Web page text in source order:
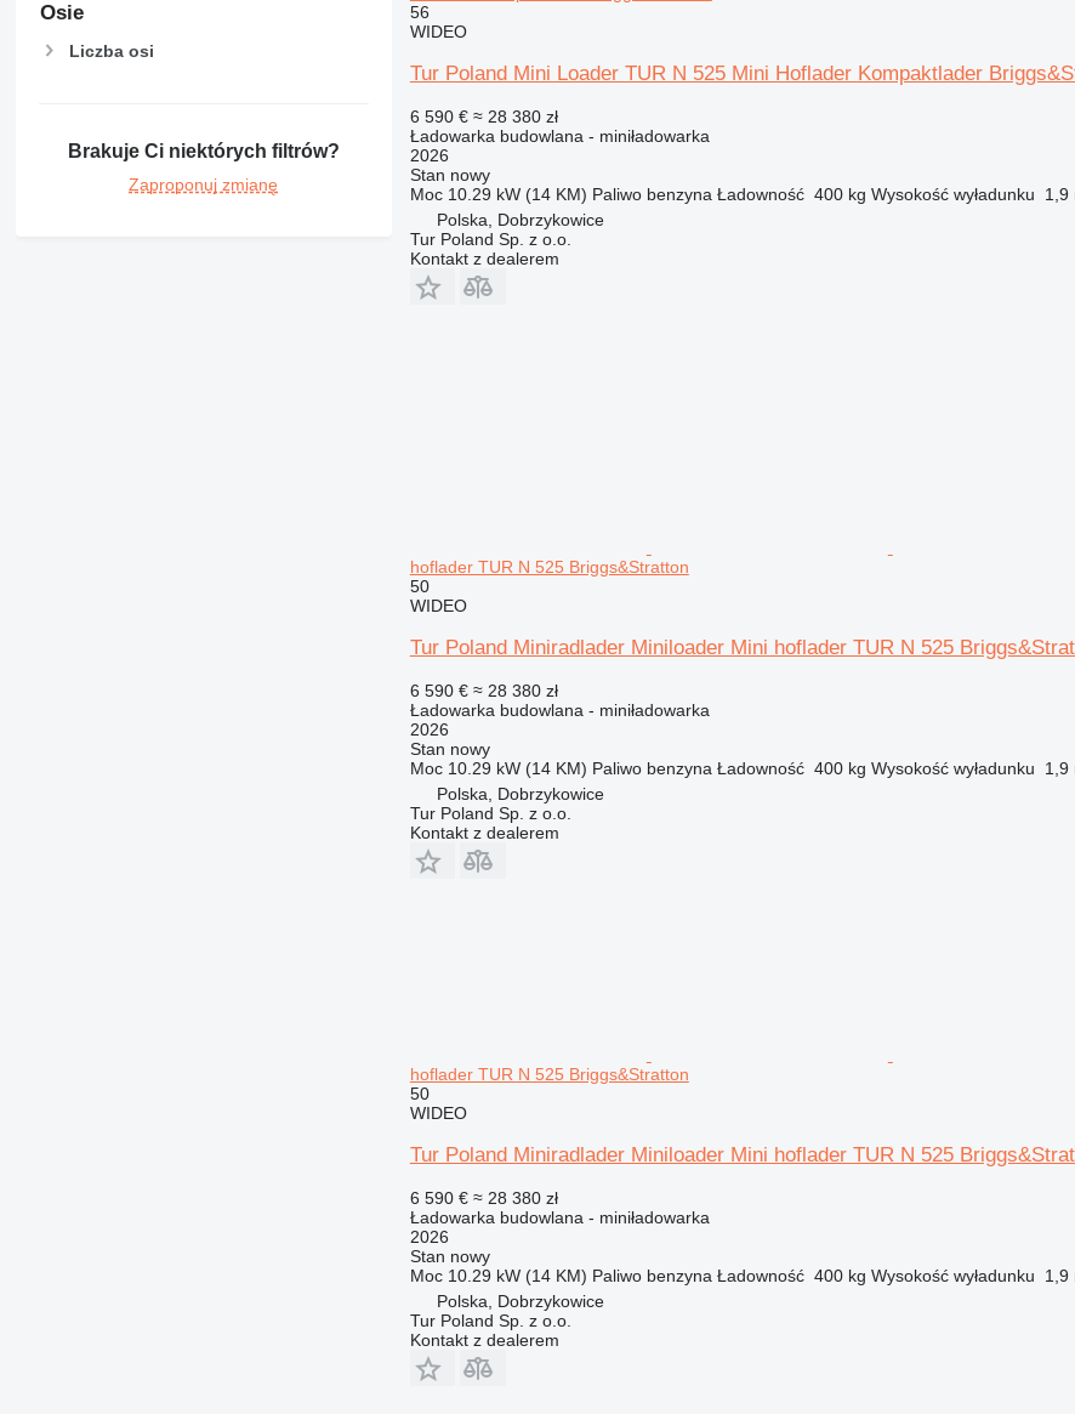
Osie
Liczba osi
Brakuje Ci niektórych filtrów?
Zaproponuj zmianę
56
WIDEO
Tur Poland Mini Loader TUR N 525 Mini Hoflader Kompaktlader
6 590 € ≈ 28 380 zł
Ładowarka budowlana - miniładowarka
2026
Stan nowy
Moc 10.29 kW (14 KM) Paliwo benzyna Ładowność 400 kg Wysokość wyładunku 1,9
Polska, Dobrzykowice
Tur Poland Sp. z o.o.
Kontakt z dealerem
hoflader TUR N 525 Briggs&Stratton
50
WIDEO
Tur Poland Miniradlader Miniloader Mini hoflader TUR N 525
6 590 € ≈ 28 380 zł
Ładowarka budowlana - miniładowarka
2026
Stan nowy
Moc 10.29 kW (14 KM) Paliwo benzyna Ładowność 400 kg Wysokość wyładunku 1,9
Polska, Dobrzykowice
Tur Poland Sp. z o.o.
Kontakt z dealerem
hoflader TUR N 525 Briggs&Stratton
50
WIDEO
Tur Poland Miniradlader Miniloader Mini hoflader TUR N 525
6 590 € ≈ 28 380 zł
Ładowarka budowlana - miniładowarka
2026
Stan nowy
Moc 10.29 kW (14 KM) Paliwo benzyna Ładowność 400 kg Wysokość wyładunku 1,9
Polska, Dobrzykowice
Tur Poland Sp. z o.o.
Kontakt z dealerem